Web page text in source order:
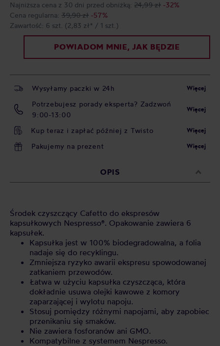
Najniższa cena z 30 dni przed obniżką: 24,99 zł -32%
Cena regularna: 39,90 zł -57%
Zawartość: 6 szt. (2,83 zł* / 1 szt.)
POWIADOM MNIE, JAK BĘDZIE
Wysyłamy paczki w 24h Więcej
Potrzebujesz porady eksperta? Zadzwoń
9:00-13:00
Więcej
Kup teraz i zapłać później z Twisto Więcej
Pakujemy na prezent Więcej
OPIS
Środek czyszczący Cafetto do ekspresów
kapsułkowych Nespresso®. Opakowanie zawiera 6
kapsułek.
Kapsułka jest w 100% biodegradowalna, a folia
nadaje się do recyklingu.
Zmniejsza ryzyko awarii ekspresu spowodowanej
zatkaniem przewodów.
Łatwa w użyciu kapsułka czyszcząca, która
dokładnie usuwa olejki kawowe z komory
zaparzającej i wylotu napoju.
Stosuj pomiędzy różnymi napojami, aby zapobiec
przenikaniu się smaków.
Nie zawiera fosforanów ani GMO.
Kompatybilne z systemem Nespresso.